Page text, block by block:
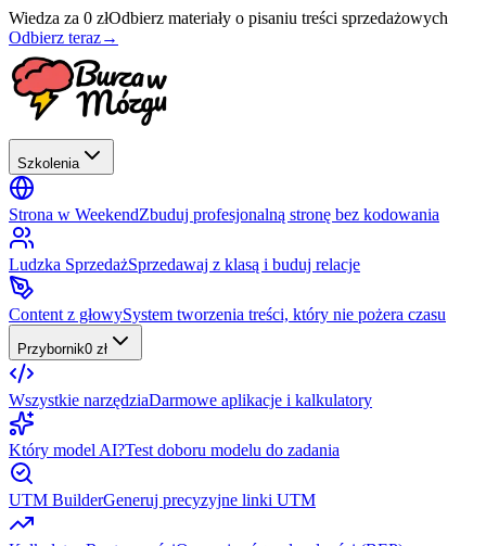
Wiedza za 0 złOdbierz materiały o pisaniu treści sprzedażowych
Odbierz teraz→
Szkolenia
Strona w WeekendZbuduj profesjonalną stronę bez kodowania
Ludzka SprzedażSprzedawaj z klasą i buduj relacje
Content z głowySystem tworzenia treści, który nie pożera czasu
Przybornik0 zł
Wszystkie narzędziaDarmowe aplikacje i kalkulatory
Który model AI?Test doboru modelu do zadania
UTM BuilderGeneruj precyzyjne linki UTM